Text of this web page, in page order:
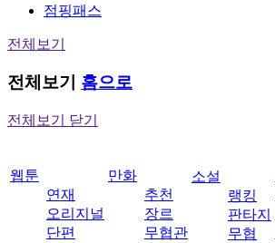
점핑패스
전체보기
전체보기 홈으로
전체보기 닫기
웹툰
연재
오리지널
단편
만화
추천
장르
무협관
소설
랭킹
판타지
무협